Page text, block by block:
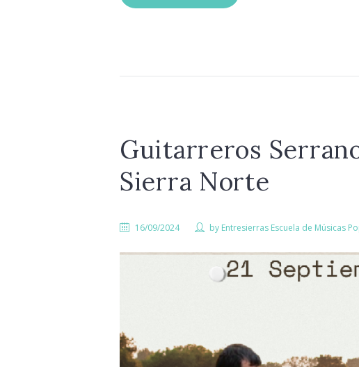
Guitarreros
Sierra Norte
16/09/2024 by Entresierras Escuela de Músicas